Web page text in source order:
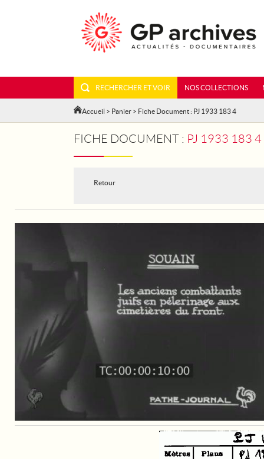
RECHERCHER ET VOIR NOS COLLECTIONS
Accueil > Panier > Fiche Document : PJ 1933 183 4
FICHE DOCUMENT : PJ 1933 183 4
Retour